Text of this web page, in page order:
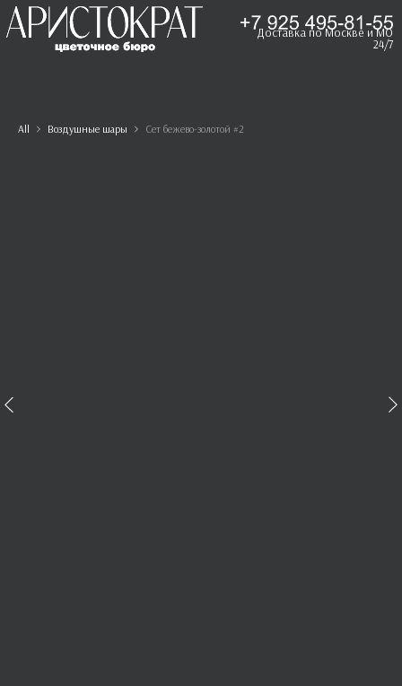
Доставка по Москве и МО
24/7
All Воздушные шары Сет бежево-золотой #2